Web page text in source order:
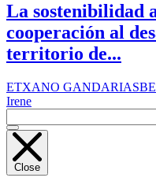
La sostenibilidad
cooperación al
territorio de...
ETXANO
Irene
Close